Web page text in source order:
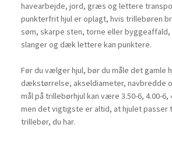
havearbejde, jord, græs og lettere
punkterfrit hjul er oplagt, hvis trillebøren
søm, skarpe sten, torne eller byggeaffald,
slanger og dæk lettere kan punktere.
Før du vælger hjul, bør du måle det gamle
dækstørrelse, akseldiameter, navbredde
mål på trillebørhjul kan være 3.50-6, 4.00-6,
men det vigtigste er altid, at hjulet passer
trillebør, du har.